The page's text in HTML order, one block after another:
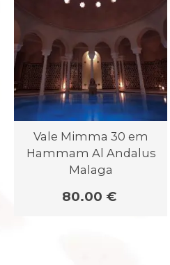
Vale Mimma 30 em
Hammam Al Andalus
Malaga
80.00 €